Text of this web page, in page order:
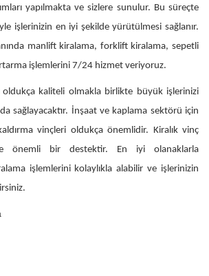
yapılmakta ve sizlere sunulur. Bu süreçte
işlerinizin en iyi şekilde yürütülmesi sağlanır.
manlift kiralama, forklift kiralama, sepetli
işlemlerini 7/24 hizmet veriyoruz.
oldukça kaliteli olmakla birlikte büyük işlerinizi
sağlayacaktır. İnşaat ve kaplama sektörü için
vinçleri oldukça önemlidir. Kiralık vinç
önemli bir destektir. En iyi olanaklarla
işlemlerini kolaylıkla alabilir ve işlerinizin